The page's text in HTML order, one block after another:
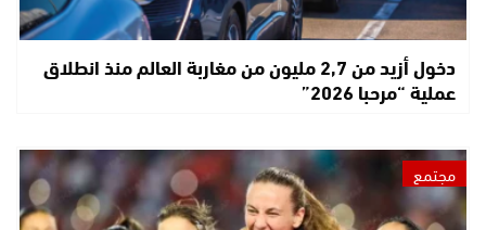
دخول أزيد من 2,7 مليون من مغاربة العالم منذ انطلاق
عملية “مرحبا 2026”
مجتمع